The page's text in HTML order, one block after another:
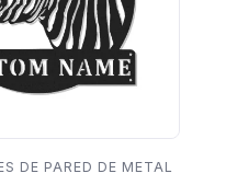
DE PARED DE METAL